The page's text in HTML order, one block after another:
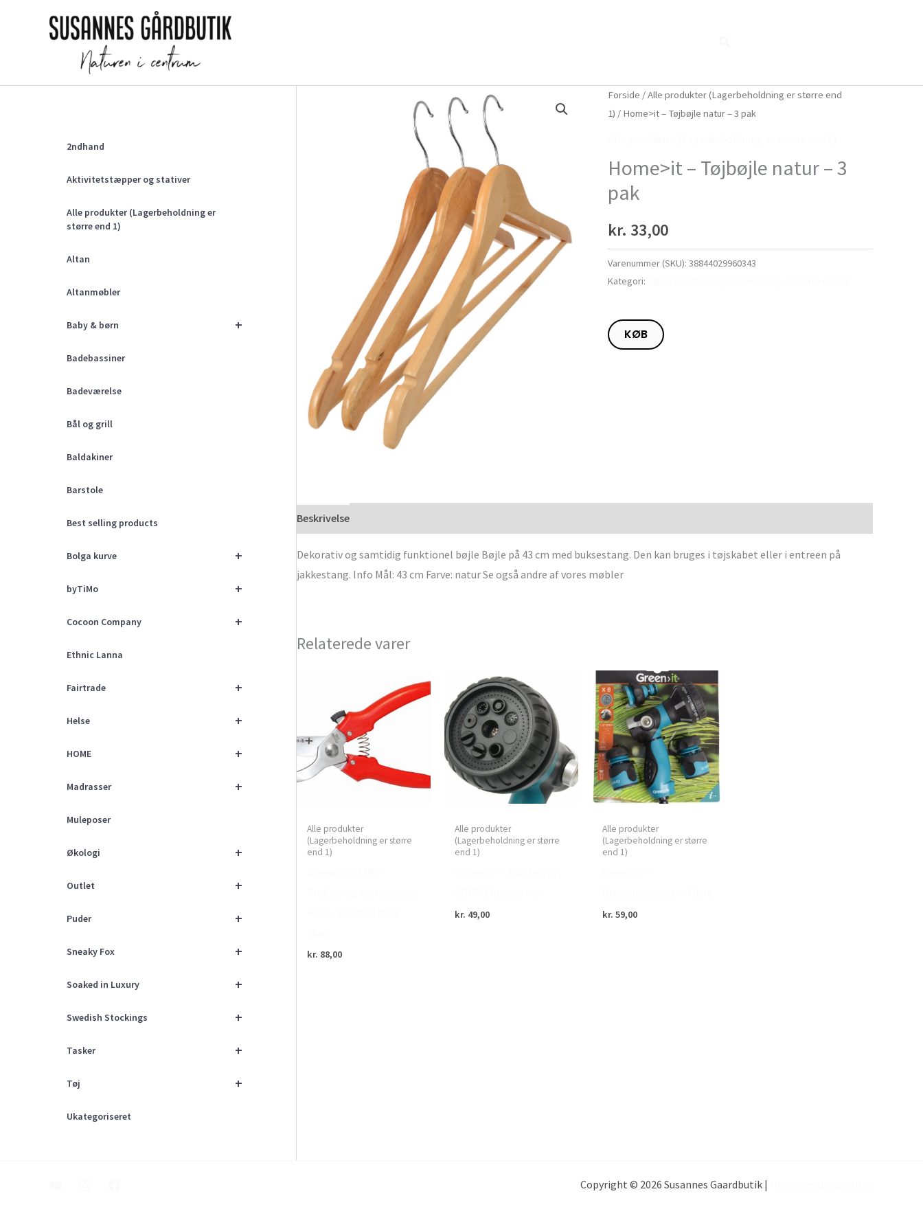
2ndhand
Aktivitetstæpper og stativer
Alle produkter (Lagerbeholdning er
større end 1)
Altan
Altanmøbler
+
Baby & børn
Badebassiner
Badeværelse
Bål og grill
Baldakiner
Barstole
Best selling products
+
Bolga kurve
+
byTiMo
+
Cocoon Company
Ethnic Lanna
+
Fairtrade
+
Helse
+
HOME
+
Madrasser
Muleposer
+
Økologi
+
Outlet
+
Puder
+
Sneaky Fox
+
Soaked in Luxury
+
Swedish Stockings
+
Tasker
+
Tøj
Ukategoriseret
Forside /Alle produkter (Lagerbeholdning er større end
1) / Home>it – Tøjbøjle natur – 3 pak
Home>it – Tøjbøjle natur – 3
pak
kr. 33,00
Varenummer (SKU):38844029960343
Kategori:
KØB
Beskrivelse
Dekorativ og samtidig funktionel bøjle Bøjle på 43 cm med buksestang. Den kan bruges i tøjskabet eller i entreen på
jakkestang. Info Mål: 43 cm Farve: natur Se også andre af vores møbler
Relaterede varer
Alle produkter
(Lagerbeholdning er større
end 1)
kr. 88,00
Alle produkter
(Lagerbeholdning er større
end 1)
kr. 49,00
Alle produkter
(Lagerbeholdning er større
end 1)
kr. 59,00
Copyright © 2026 Susannes Gaardbutik |